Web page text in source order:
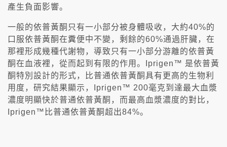
產生負面影響。
一般的依普黃酮只有一小部分被身體吸收，大約40%的
口服依普黃酮在糞便中不變，剩餘的60%通過肝臟，在
那裡形成幾種代謝物，導致只有一小部分游離的依普黃
酮在血液裡，從而起到有限的作用。Iprigen™ 是依普黃
酮特別設計的形式，比普通依普黃酮具有更高的生物利
用度，研究結果顯示，Iprigen™ 200毫克到達最大血漿
濃度明顯快於普通依普黃酮，而最高血漿濃度的對比，
Iprigen™比普通依普黃酮超出84%。